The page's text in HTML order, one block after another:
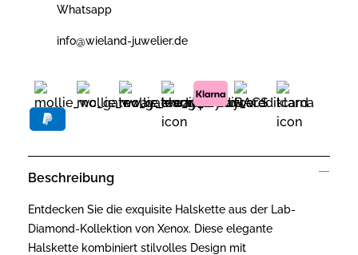
Whatsapp
info@wieland-juwelier.de
Beschreibung
Entdecken Sie die exquisite Halskette aus der Lab-
Diamond-Kollektion von Xenox. Diese elegante
Halskette kombiniert stilvolles Design mit